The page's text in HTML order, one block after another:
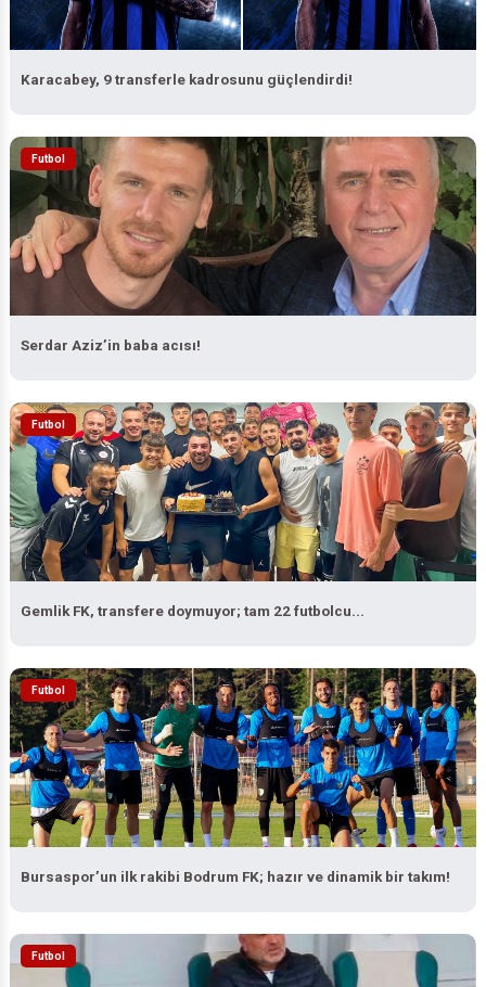
Karacabey, 9 transferle kadrosunu güçlendirdi!
Futbol
Serdar Aziz’in baba acısı!
Futbol
Gemlik FK, transfere doymuyor; tam 22 futbolcu...
Futbol
Bursaspor’un ilk rakibi Bodrum FK; hazır ve dinamik bir takım!
Futbol